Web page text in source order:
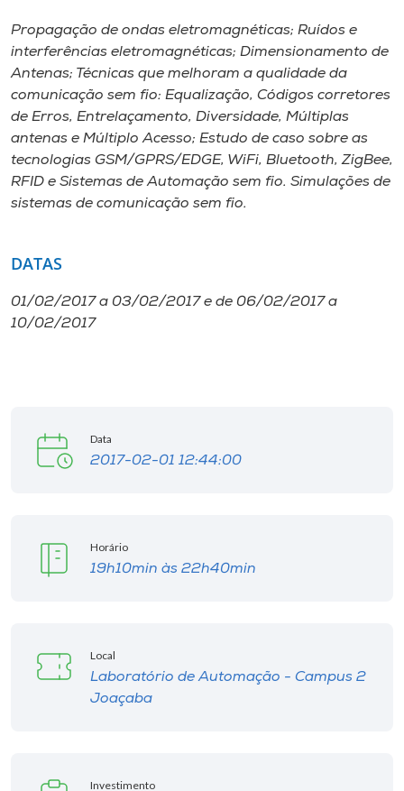
Propagação de ondas eletromagnéticas; Ruídos e
interferências eletromagnéticas; Dimensionamento de
Antenas; Técnicas que melhoram a qualidade da
comunicação sem fio: Equalização, Códigos corretores
de Erros, Entrelaçamento, Diversidade, Múltiplas
antenas e Múltiplo Acesso; Estudo de caso sobre as
tecnologias GSM/GPRS/EDGE, WiFi, Bluetooth, ZigBee,
RFID e Sistemas de Automação sem fio. Simulações de
sistemas de comunicação sem fio.
DATAS
01/02/2017 a 03/02/2017 e de 06/02/2017 a
10/02/2017
Data
2017-02-01 12:44:00
Horário
19h10min às 22h40min
Local
Laboratório de Automação - Campus 2
Joaçaba
Investimento